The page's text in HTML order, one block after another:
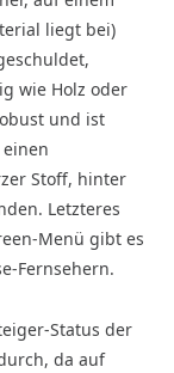
liegt bei)
wie Holz oder
und ist
Stoff, hinter
Letzteres
Menü gibt es
Fernsehern.
Status der
da auf